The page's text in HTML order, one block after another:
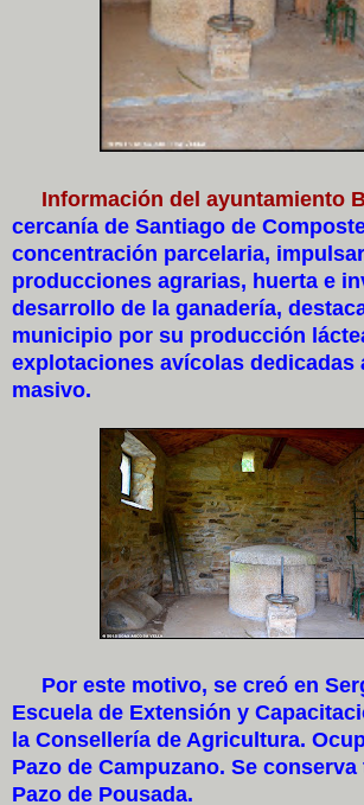
Información del ayuntamiento
cercanía de Santiago de
concentración parcelaria,
producciones agrarias, huerta e
desarrollo de la ganadería,
municipio por su producción
explotaciones avícolas dedicadas
masivo.
Por este motivo, se creó en
Escuela de Extensión y
la Consellería de Agricultura.
Pazo de Campuzano. Se
Pazo de Pousada.